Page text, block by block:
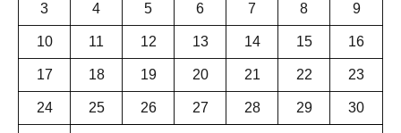
3 4 5 6 7 8 9
10 11 12 13 14 15 16
17 18 19 20 21 22 23
24 25 26 27 28 29 30